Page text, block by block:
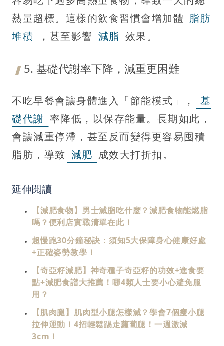
熱量超標。這樣的飲食習慣會增加體 脂肪
堆積
，甚至影響 減脂 效果。
5. 基礎代謝率下降，減重更困難
不吃早餐會讓身體進入「節能模式」，
基
礎代謝 率降低，以保存能量。長期如此，
會讓減重停滯，甚至反而變得更容易囤積
脂肪，導致 減肥 成效大打折扣。
延伸閱讀
【減肥食物】男士減脂吃什麼？減肥食物能燃脂
嗎？便利店實戰清單在此！
超慢跑30分鐘秘訣：須知5大保障身心健康好處
+正確姿勢教學！
【奇亞籽減肥】神奇種子奇亞籽的功效+進食要
點+減肥食譜大推薦！哪4類人士要小心避免服
用？
【肌肉腿】肌肉型小腿怎樣減？學會7個瘦小腿
拉伸運動！4招輕鬆踢走蘿蔔腿！一週激減
3cm！